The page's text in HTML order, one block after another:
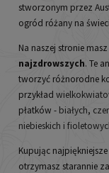
stworzonym przez
ogród różany na
Na naszej stronie
najzdrowszych. Te
tworzyć różnorodne
przykład
płatków - białych,
niebieskich i
Kupując
otrzymasz starannie